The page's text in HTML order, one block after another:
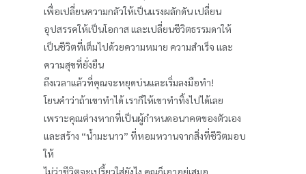
เพื่อเปลี่ยนความกลัวให้เป็นแรงผลักดัน เปลี่ยน
อุปสรรคให้เป็นโอกาส และเปลี่ยนชีวิตธรรมดาให้
เป็นชีวิตที่เต็มไปด้วยความหมาย ความสำเร็จ และ
ความสุขที่ยั่งยืน
ถึงเวลาแล้วที่คุณจะหยุดบ่นและเริ่มลงมือทำ!
โยนคำว่าถ้าเขาทำได้ เราก็ให้เขาทำทิ้งไปได้เลย
เพราะคุณต่างหากที่เป็นผู้กำหนดอนาคตของตัวเอง
และสร้าง “น้ำมะนาว” ที่หอมหวานจากสิ่งที่ชีวิตมอบ
ให้
ไม่ว่าชีวิตจะเปรี้ยวใส่ยังไง คุณก็เอาอยู่เสมอ